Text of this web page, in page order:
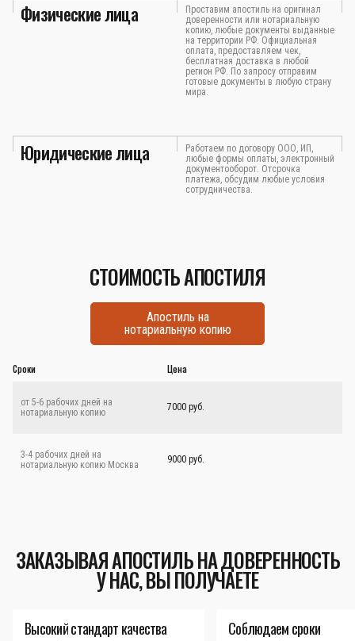
Физические лица
Проставим апостиль на оригинал
доверенности или нотариальную
копию, любые документы выданные
на территории РФ. Официальная
оплата, предоставляем чек,
бесплатная доставка в любой
регион РФ. По запросу отправим
готовые документы в любую страну
мира.
Юридические лица
Работаем по договору ООО, ИП,
любые формы оплаты, электронный
документооборот. Отсрочка
платежа, обсудим любые условия
сотрудничества.
СТОИМОСТЬ АПОСТИЛЯ
Апостиль на
нотариальную копию
Сроки Цена
от 5-6 рабочих дней на
нотариальную копию
7000 руб.
3-4 рабочих дней на
нотариальную копию Москва
9000 руб.
ЗАКАЗЫВАЯ АПОСТИЛЬ НА ДОВЕРЕННОСТЬ
У НАС, ВЫ ПОЛУЧАЕТЕ
Высокий стандарт качества Соблюдаем сроки